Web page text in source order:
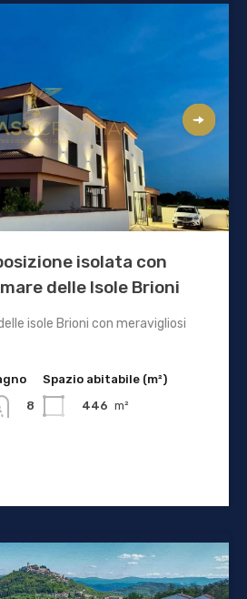
isolata con
delle Isole Brioni
isole Brioni con meravigliosi
8
Spazio abitabile (m²)
446 m²